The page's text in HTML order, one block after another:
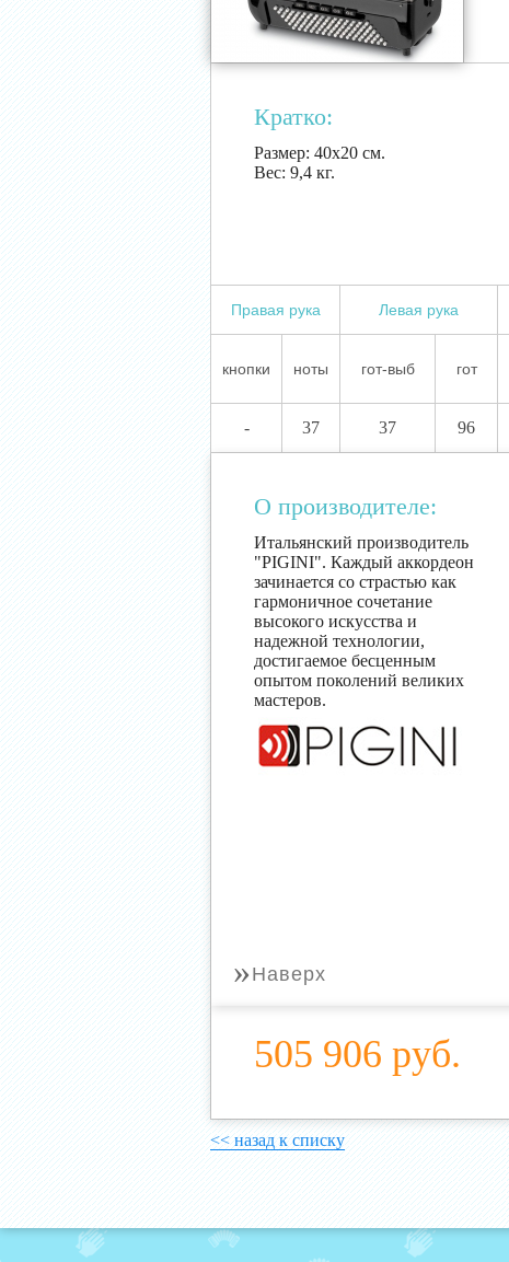
Кратко:
Размер: 40х20 см.
Вес: 9,4 кг.
Правая рука Левая рука
кнопки ноты гот-выб гот
- 37 37 96
О производителе:
Итальянский производитель
"PIGINI". Каждый аккордеон
зачинается со страстью как
гармоничное сочетание
высокого искусства и
надежной технологии,
достигаемое бесценным
опытом поколений великих
мастеров.
» Наверх
505 906 руб.
<< назад к списку